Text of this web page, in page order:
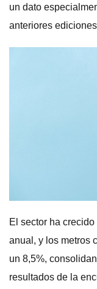
un dato
anteriores
El sector ha
anual, y los metros
un 8,5%,
resultados de la